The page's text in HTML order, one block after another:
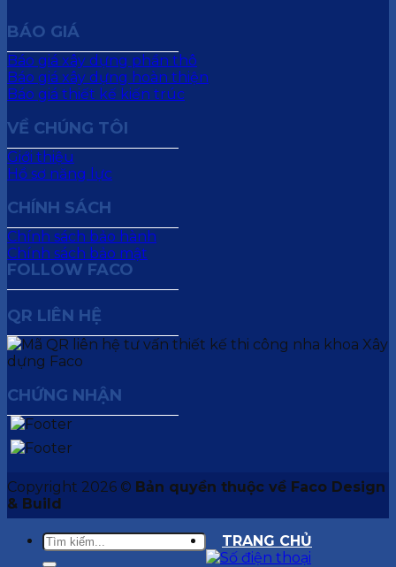
BÁO GIÁ
Báo giá xây dựng phần thô
Báo giá xây dựng hoàn thiện
Báo giá thiết kế kiến trúc
VỀ CHÚNG TÔI
Giới thiệu
Hồ sơ năng lực
CHÍNH SÁCH
Chính sách bảo hành
Chính sách bảo mật
FOLLOW FACO
QR LIÊN HỆ
CHỨNG NHẬN
Copyright 2026 © Bản quyền thuộc về Faco Design
& Build
TRANG CHỦ